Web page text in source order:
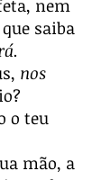
nem
saiba
nos
o teu
mão, a